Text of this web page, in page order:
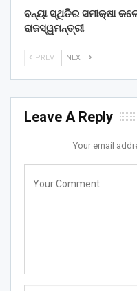
ବନ୍ୟା ସ୍ଥିତିର ସମୀକ୍ଷା
ରାଜସ୍ୱମନ୍ତ୍ରୀ
PREV NEXT
Leave A Reply
Your email